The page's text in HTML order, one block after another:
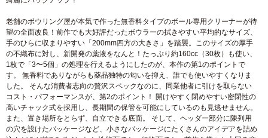
老舗のボウリング屋が本気で作った無香料タイプのボール専用クリーナーが待
望の全面改良！前作でも大好評だったボウラーの拭きやすい平均的なサイズ、
手のひらに収まりやすい「200mm四方の大きさ」を踏襲。このサイズの厚手
の不織布に対し、新開発の薬液をなんと！たっぷり約160cc（30枚）も使い、
1枚で「3〜5個」の処理を行えるようにしたのが、本作の第1のポイントで
す。 無香料でありながらも薬品独特の匂いを抑え、誰でも使いやすくなりま
した。 そんな消費者志向の贅沢スペックなのに、同業他者に引けを取らない
コスト・パフォーマンスが、第2のポイント！ 開けやすく閉めやすい密閉性の
高いチャック式を採用し、長期間の保管を可能にしているのも見逃せません。
また、置き場所をとらず、自立できる底面。 そして、ヘッダー部分に陳列用
の穴を設けたパッケージなど、小さなパッケージにたくさんのアイデアを詰め